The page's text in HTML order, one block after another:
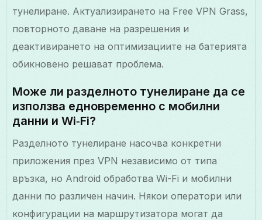
тунелиране. Актуализирането на Free VPN Grass,
повторното даване на разрешения и
деактивирането на оптимизациите на батерията
обикновено решават проблема.
Може ли разделното тунелиране да се
използва едновременно с мобилни
данни и Wi‑Fi?
Разделното тунелиране насочва конкретни
приложения през VPN независимо от типа
връзка, но Android обработва Wi-Fi и мобилни
данни по различен начин. Някои оператори или
конфигурации на маршрутизатора могат да